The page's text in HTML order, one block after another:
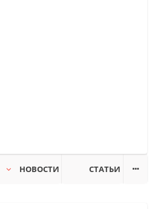
НОВОСТИ СТАТЬИ